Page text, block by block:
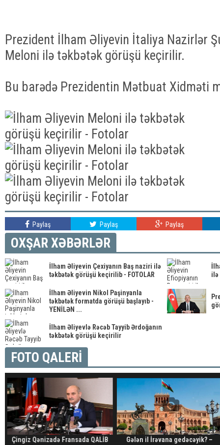
Prezident İlham Əliyevin İtaliya Nazirlər
Meloni ilə təkbətək görüşü keçirilir.
Bu barədə Prezidentin Mətbuat Xidməti
Paylaş Paylaş Paylaş
OXŞAR XƏBƏRLƏR
İlham Əliyevin Çexiyanın Baş naziri ilə
təkbətək görüşü keçirilib - FOTOLAR
ilə
İlham Əliyevin Nikol Paşinyanla
təkbətək formatda görüşü başlayıb -
YENİLƏN ...
İlham Əliyevlə Rəcəb Tayyib Ərdoğanın
təkbətək görüşü keçirilir
FOTO QALERİ
Çingiz Qənizadə Fransada QALİB
Gələn il İrəvana gedəcəyik? –